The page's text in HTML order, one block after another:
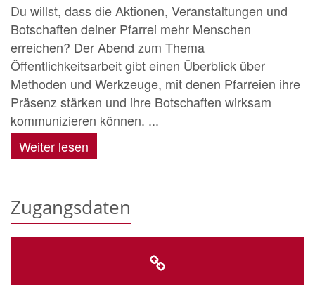
Du willst, dass die Aktionen, Veranstaltungen und
Botschaften deiner Pfarrei mehr Menschen
erreichen? Der Abend zum Thema
Öffentlichkeitsarbeit gibt einen Überblick über
Methoden und Werkzeuge, mit denen Pfarreien ihre
Präsenz stärken und ihre Botschaften wirksam
kommunizieren können. ...
Weiter lesen
Zugangsdaten